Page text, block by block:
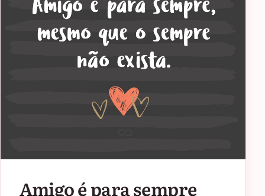
Amigo é para sempre